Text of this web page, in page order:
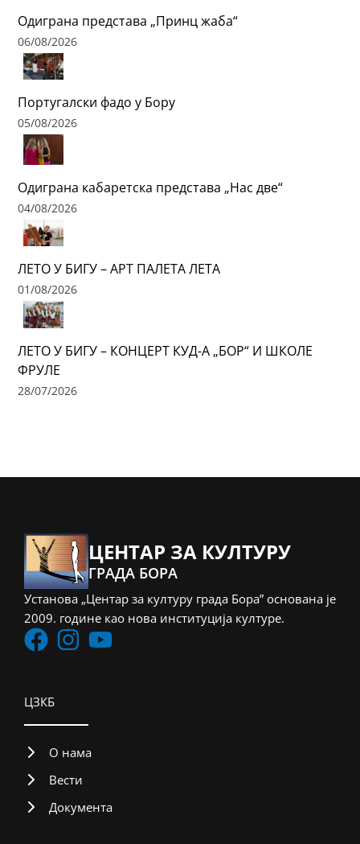
Одиграна представа „Принц жаба“
06/08/2026
Португалски фадо у Бору
05/08/2026
Одиграна кабаретска представа „Нас две“
04/08/2026
ЛЕТО У БИГУ – АРТ ПАЛЕТА ЛЕТА
01/08/2026
ЛЕТО У БИГУ – КОНЦЕРТ КУД-А „БОР“ И ШКОЛЕ
ФРУЛЕ
28/07/2026
ЦЕНТАР ЗА КУЛТУРУ
ГРАДА БОРА
Установа „Центар за културу града Бора” основана је
2009. године као нова институција културе.
ЦЗКБ
О нама
Вести
Документа